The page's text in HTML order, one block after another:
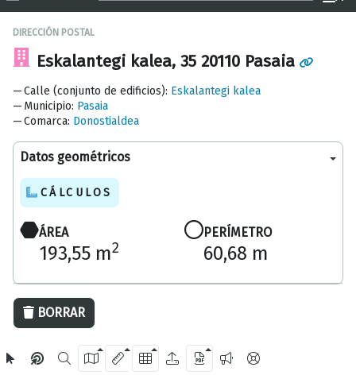
OpenStreetMap
DIRECCIÓN POSTAL
Eskalantegi kalea, 35 20110 Pasaia
Calle (conjunto de edificios): Eskalantegi kalea
Municipio: Pasaia
Comarca: Donostialdea
Datos geométricos
CÁLCULOS
ÁREA
193,55 m2
PERÍMETRO
60,68 m
BORRAR